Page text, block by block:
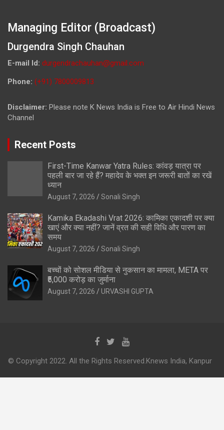
Managing Editor (Broadcast)
Durgendra Singh Chauhan
E-mail Id: durgendrachauhan@gmail.com
Phone: (+91) 7800009813
Disclaimer: Please note K News India is Free to Air Hindi News
Channel
Recent Posts
First-Time Kanwar Yatra Rules: कांवड़ यात्रा पर
पहली बार जा रहे हैं? महादेव के भक्त इन जरूरी बातों का रखें
ध्यान
August 7, 2026 Sonali Singh
Kamika Ekadashi Vrat 2026: कामिका एकादशी पर क्या
खाएं और क्या नहीं? जानें व्रत की सही विधि और पारण का
समय
August 7, 2026 Sonali Singh
बच्चों को सोशल मीडिया से नुकसान का मामला, META पर
₹5,000 करोड़ का जुर्माना
August 7, 2026 URVASHI GUPTA
© Copyright 2022. All the Rights Reserved.Knews India, Kanpur